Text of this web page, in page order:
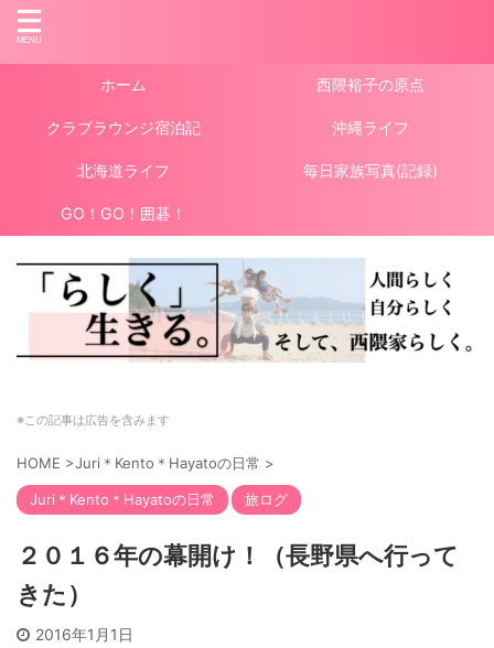
ホーム 西隈裕子の原点
クラブラウンジ宿泊記 沖縄ライフ
北海道ライフ 毎日家族写真(記録)
GO！GO！囲碁！
※この記事は広告を含みます
HOME >Juri＊Kento＊Hayatoの日常 >
Juri＊Kento＊Hayatoの日常 旅ログ
２０１６年の幕開け！（長野県へ行って
きた）
2016年1月1日